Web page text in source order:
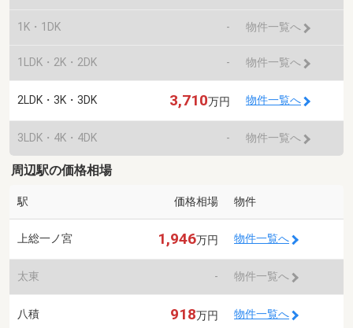
1K・1DK - 物件一覧へ
1LDK・2K・2DK - 物件一覧へ
2LDK・3K・3DK 3,710万円 物件一覧へ
3LDK・4K・4DK - 物件一覧へ
周辺駅の価格相場
駅 価格相場 物件
上総一ノ宮 1,946万円 物件一覧へ
太東 - 物件一覧へ
八積 918万円 物件一覧へ